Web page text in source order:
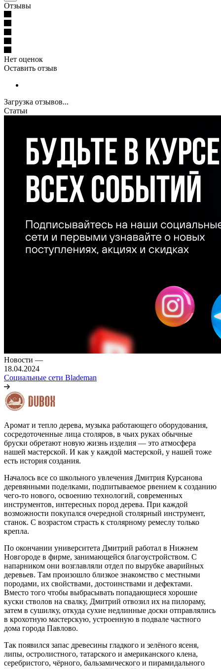
Отзывы
Нет оценок
Оставить отзыв
Загрузка отзывов...
Статьи
Новости —
18.04.2024
Социальные сети Blademan
Аромат и тепло дерева, музыка работающего оборудования,
сосредоточенные лица столяров, в чьих руках обычные
бруски обретают новую жизнь изделия — это атмосфера
нашей мастерской. И как у каждой мастерской, у нашей тоже
есть история создания.
Началось все со школьного увлечения Дмитрия Курсанова
деревянными поделками, подпитываемое рвением к созданию
чего-то нового, освоению технологий, современных
инструментов, интересных пород дерева. При каждой
возможности покупался очередной столярный инструмент,
станок. С возрастом страсть к столярному ремеслу только
крепла.
По окончании университета Дмитрий работал в Нижнем
Новгороде в фирме, занимающейся благоустройством. С
напарником они возглавляли отдел по вырубке аварийных
деревьев. Там произошло близкое знакомство с местными
породами, их свойствами, достоинствами и дефектами.
Вместо того чтобы выбрасывать попадающиеся хорошие
куски стволов на свалку, Дмитрий отвозил их на пилораму,
затем в сушилку, откуда сухие недлинные доски отправлялись
в крохотную мастерскую, устроенную в подвале частного
дома города Павлово.
Так появился запас древесины гладкого и зелёного ясеня,
липы, остролистного, татарского и американского клена,
серебристого, чёрного, бальзамического и пирамидального